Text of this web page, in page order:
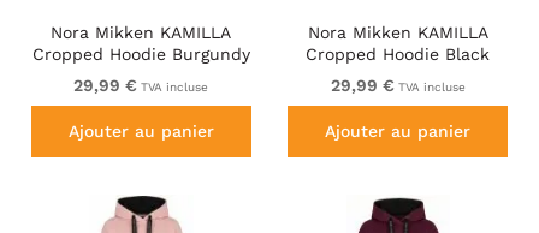
Nora Mikken KAMILLA
Cropped Hoodie Burgundy
29,99 € TVA incluse
Ajouter au panier
Nora Mikken KAMILLA
Cropped Hoodie Black
29,99 € TVA incluse
Ajouter au panier